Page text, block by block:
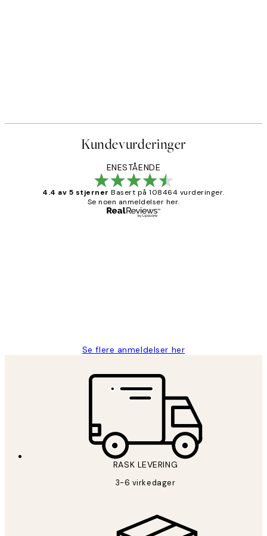
Kundevurderinger
ENESTÅENDE
4.4 av 5 stjerner Basert på 108464 vurderinger.
Se noen anmeldelser her.
Se flere anmeldelser her
RASK LEVERING
3-6 virkedager